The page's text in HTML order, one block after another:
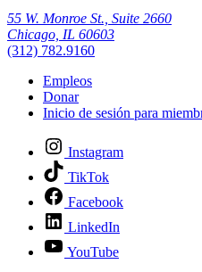
55 W. Monroe St., Suite 2660
Chicago, IL 60603
(312) 782.9160
Empleos
Donar
Inicio de sesión para
Instagram
TikTok
Facebook
LinkedIn
YouTube